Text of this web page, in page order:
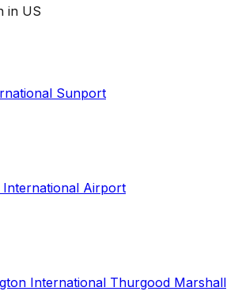
in US
Sunport
Airport
International Thurgood Marshall